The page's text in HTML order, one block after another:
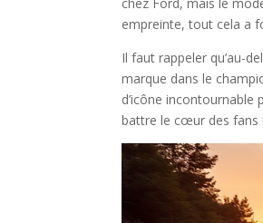
chez Ford, mais le
empreinte, tout cela a
Il faut rappeler qu’au-
marque dans le
d’icône incontournable
battre le cœur des